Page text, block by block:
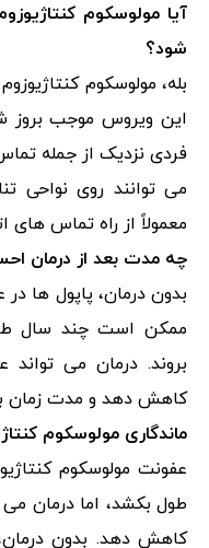
آیا مولوسکوم
شود؟
بله، مولوسکوم
این ویروس موجب بروز
فردی نزدیک از جمله
می توانند روی نواحی
معمولاً از راه تماس های
چه مدت بعد از درمان
ممکن است چند سال
بروند. درمان می
کاهش دهد و مدت زمان
ماندگاری مولوسکوم
عفونت مولوسکوم
طول بکشد، اما درمان می
کاهش دهد. بدون